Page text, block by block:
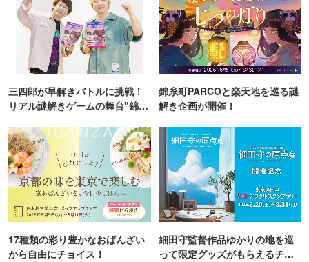
三四郎が早解きバトルに挑戦！
リアル謎解きゲームの舞台"錦糸
錦糸町PARCOと楽天地を巡る謎
解き企画が開催！
17種類の彩り豊かなおばんざい
から自由にチョイス！
細田守監督作品ゆかりの地を巡
って限定グッズがもらえるチャ